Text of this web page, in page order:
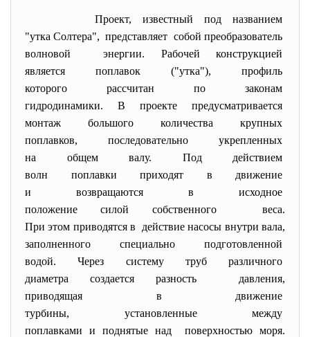
Проект, известный под названием
"утка Солтера", представляет собой преобразователь
волновой энергии. Рабочей конструкцией
является поплавок ("утка"), профиль
которого рассчитан по законам
гидродинамики. В проекте предусматривается
монтаж большого количества крупных
поплавков, последовательно укрепленных
на общем валу. Под действием
волн поплавки приходят в движение
и возвращаются в исходное
положение силой собственного веса.
При этом приводятся в действие насосы внутри вала,
заполненного специально подготовленной
водой. Через систему труб различного
диаметра создается разность давления,
приводящая в движение
турбины, установленные между
поплавками и поднятые над поверхностью моря.